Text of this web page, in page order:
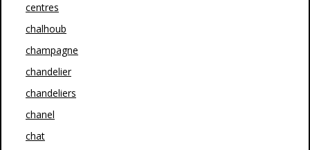
centres
chalhoub
champagne
chandelier
chandeliers
chanel
chat